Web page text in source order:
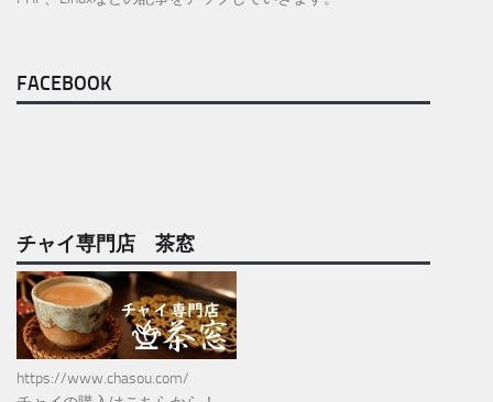
FACEBOOK
チャイ専門店 茶窓
https://www.chasou.com/